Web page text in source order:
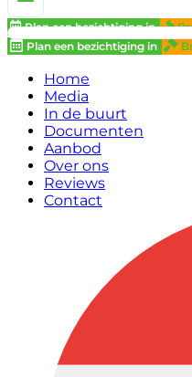
Plan een bezichtiging in
Plan een bezichtiging in
Home
Media
In de buurt
Documenten
Aanbod
Over ons
Reviews
Contact